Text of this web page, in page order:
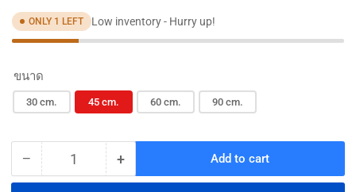
ONLY 1 LEFT Low inventory - Hurry up!
ขนาด
30 cm. 45 cm. 60 cm. 90 cm.
− Decrease
quantity
Quantity +Increase
quantity
Add to cart